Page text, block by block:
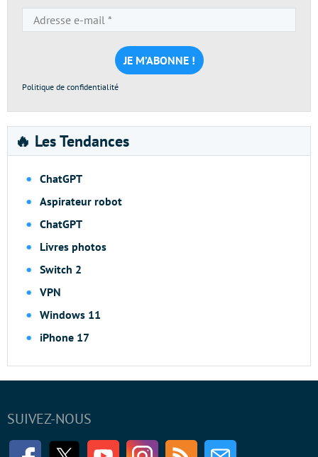
e-
mail
*
Politique de confidentialité
🔥 Les Tendances
ChatGPT
Aspirateur robot
ChatGPT
Livres photos
Switch 2
VPN
Windows 11
iPhone 17
SUIVEZ-NOUS
FacebookTwitter Youtube InstagramRSS Newsletter